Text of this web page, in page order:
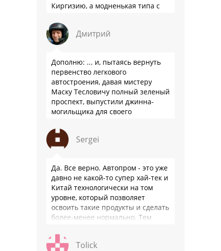
Киргизию, а модненькая типа с
Дмитрий
Дополню: ... и, пытаясь вернуть
первенство легкового
автостроения, давая мистеру
Маску Тесловичу полный зеленый
проспект, выпустили джинна-
могильщика для своего
Sergei
Да. Все верно. Автопром - это уже
давно не какой-то супер хай-тек и
Китай технологически на том
уровне, который позволяет
освоить такие продукты и сделать
более-менее нормально. Тем
Tolick